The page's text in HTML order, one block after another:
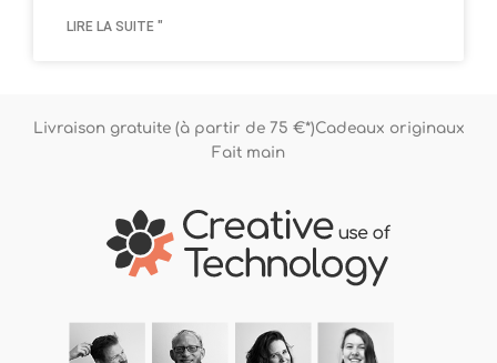
LIRE LA SUITE "
Livraison gratuite (à partir de 75 €*)Cadeaux originaux
Fait main